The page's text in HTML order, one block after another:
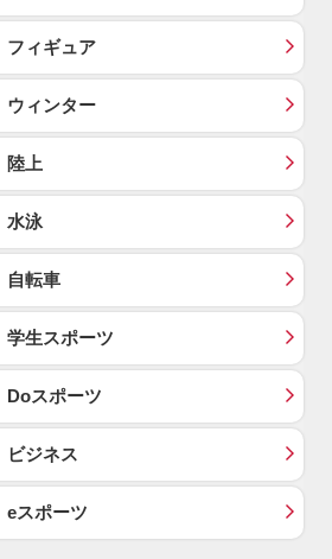
フィギュア
ウィンター
陸上
水泳
自転車
学生スポーツ
Doスポーツ
ビジネス
eスポーツ